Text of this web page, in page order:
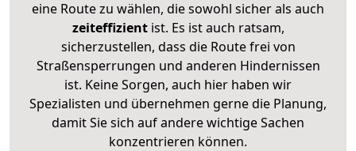
eine Route zu wählen, die sowohl sicher als auch
zeiteffizientist. Es ist auch ratsam,
sicherzustellen, dass die Route frei von
Straßensperrungen und anderen Hindernissen
ist. Keine Sorgen, auch hier haben wir
Spezialisten und übernehmen gerne die Planung,
damit Sie sich auf andere wichtige Sachen
konzentrieren können.